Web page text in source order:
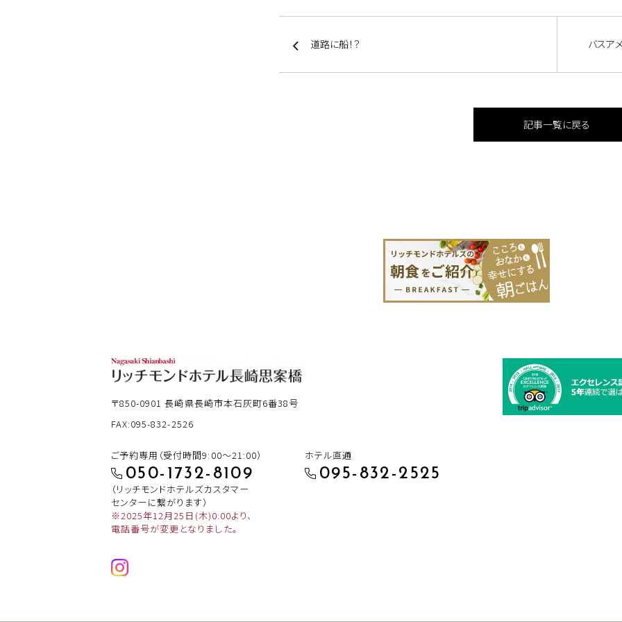
道路に船！？ バスア
記事一覧に戻る
〒850-0901長崎県長崎市本石灰町6番38号
FAX:095-832-2526
ご予約専用（受付時間9:00～21:00）
050-1732-8109
（リッチモンドホテルズカスタマー
センターに繋がります）
※2025年12月25日(木)0:00より、
電話番号が変更となりました。
ホテル直通
095-832-2525